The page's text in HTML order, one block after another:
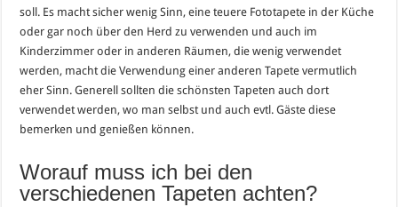
soll. Es macht sicher wenig Sinn, eine teuere Fototapete in der Küche
oder gar noch über den Herd zu verwenden und auch im
Kinderzimmer oder in anderen Räumen, die wenig verwendet
werden, macht die Verwendung einer anderen Tapete vermutlich
eher Sinn. Generell sollten die schönsten Tapeten auch dort
verwendet werden, wo man selbst und auch evtl. Gäste diese
bemerken und genießen können.
Worauf muss ich bei den
verschiedenen Tapeten achten?